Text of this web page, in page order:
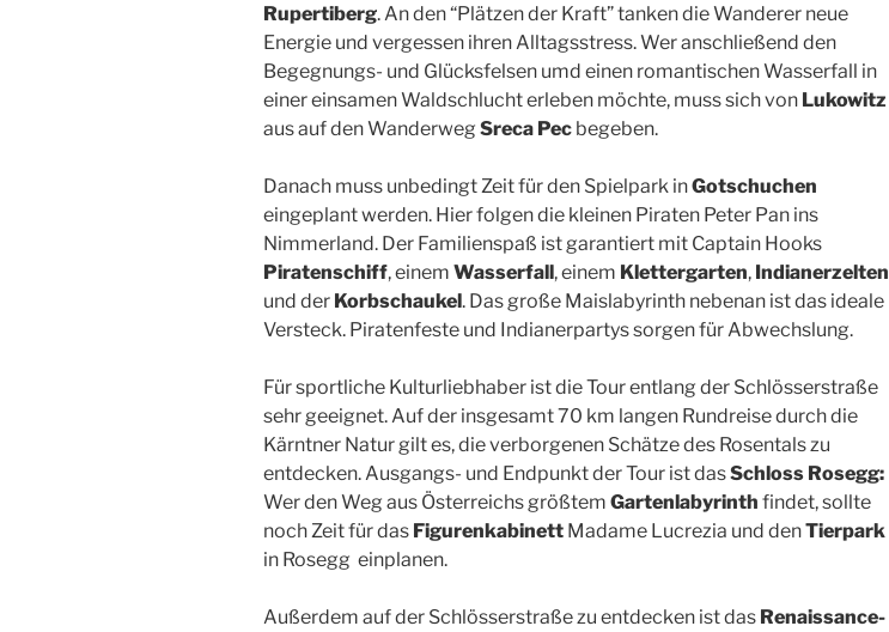
Rupertiberg. An den “Plätzen der Kraft” tanken die Wanderer neue
Energie und vergessen ihren Alltagsstress. Wer anschließend den
Begegnungs- und Glücksfelsen umd einen romantischen Wasserfall in
einer einsamen Waldschlucht erleben möchte, muss sich von Lukowitz
aus auf den Wanderweg Sreca Pec begeben.
Danach muss unbedingt Zeit für den Spielpark inGotschuchen
eingeplant werden. Hier folgen die kleinen Piraten Peter Pan ins
Nimmerland. Der Familienspaß ist garantiert mit Captain Hooks
Piratenschiff, einem Wasserfall, einem Klettergarten, Indianerzelten
und der Korbschaukel. Das große Maislabyrinth nebenan ist das ideale
Versteck. Piratenfeste und Indianerpartys sorgen für Abwechslung.
Für sportliche Kulturliebhaber ist die Tour entlang der Schlösserstraße
sehr geeignet. Auf der insgesamt 70 km langen Rundreise durch die
Kärntner Natur gilt es, die verborgenen Schätze des Rosentals zu
entdecken. Ausgangs- und Endpunkt der Tour ist dasSchloss Rosegg:
Wer den Weg aus Österreichs größtem Gartenlabyrinth findet, sollte
noch Zeit für das Figurenkabinett Madame Lucrezia und denTierpark
in Rosegg einplanen.
Außerdem auf der Schlösserstraße zu entdecken ist das Renaissance-